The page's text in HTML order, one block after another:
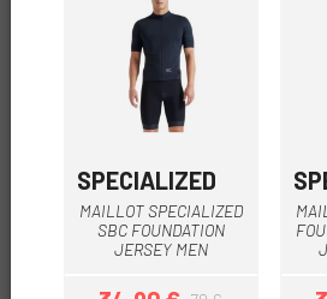
MAILLOT
SPECIALIZED
MAILLOT SPECIALIZED
SBC FOUNDATION
JERSEY MEN